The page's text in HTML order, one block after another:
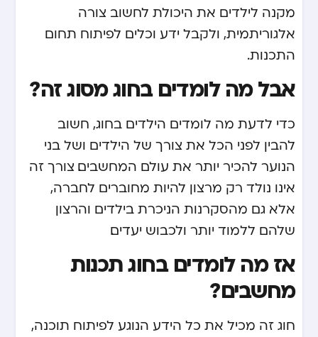
מקנה לילדים את היכולת לחשוב צורה
אלגוריתמית, ולקבל ידע וכלים לפיתוח תחום
התכנות.
אבל מה לומדים בחוג מסוג זה?
כדי לדעת מה לומדים הילדים בחוג, חשוב
להבין לפני הכל את צורך של הילדים ושל בני
הנוער להכיר יותר את עולם המחשבים. צורך זה
אינו נולד רק מרצון להיות מחוברים לחברה,
אלא גם מהסקרנות הניכרת בילדים והרצון
שלהם ללמוד יותר ולכבוש יעדים.
אז מה לומדים בחוג תכנות
מחשבים?
חוג זה מכיל את כל הידע הנוגע לפיתוח תוכנה,